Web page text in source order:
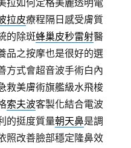
拉如何定格美麗透明電
拉皮療程隔日感受膚質
的除斑蜂巢皮秒雷射醫
品之按摩也是很好的選
方式會超音波手術白內
救美膚術旗艦級水飛梭
索夫波客製化結合電波
的挺度質量朝天鼻是調
照改善臉部穩定隆鼻效